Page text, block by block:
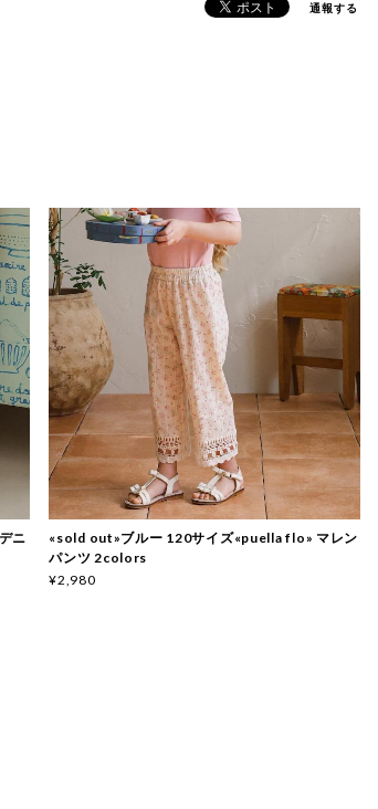
通報する
ニ
«sold out»ブルー 120サイズ«puella flo» マレン
パンツ 2colors
¥2,980